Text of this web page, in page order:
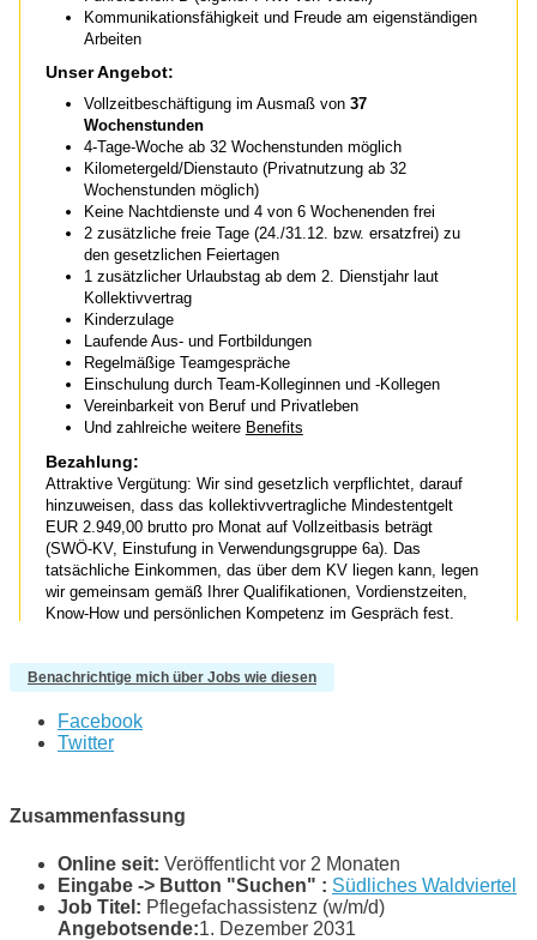
Benachrichtige mich über Jobs wie diesen
Facebook
Twitter
Zusammenfassung
Online seit: Veröffentlicht vor 2 Monaten
Eingabe -> Button "Suchen" : Südliches Waldviertel
Job Titel: Pflegefachassistenz (w/m/d)
Angebotsende:1. Dezember 2031